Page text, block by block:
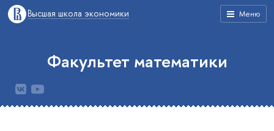
Меню
Высшая школа экономики
Факультет математики